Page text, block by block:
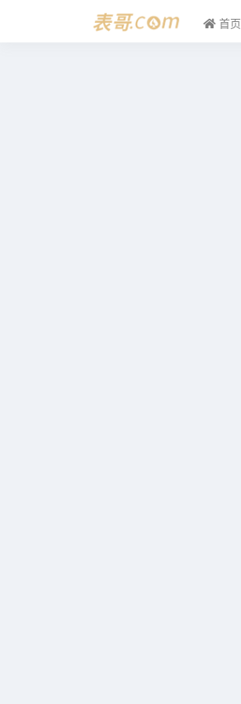
首页